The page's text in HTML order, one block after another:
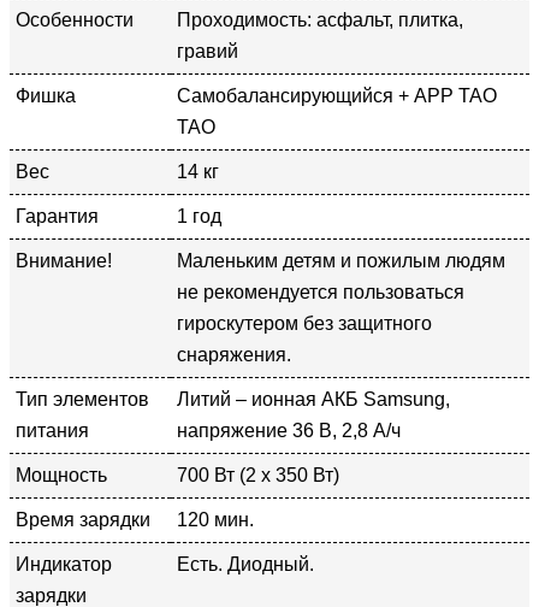
Особенности
Проходимость: асфальт, плитка,
гравий
Фишка
Самобалансирующийся + APP TAO
TAO
Вес 14 кг
Гарантия 1 год
Внимание!
Маленьким детям и пожилым людям
не рекомендуется пользоваться
гироскутером без защитного
снаряжения.
Тип элементов
питания
Литий – ионная АКБ Samsung,
напряжение 36 В, 2,8 А/ч
Мощность 700 Вт (2 х 350 Вт)
Время зарядки 120 мин.
Индикатор
зарядки
Есть. Диодный.